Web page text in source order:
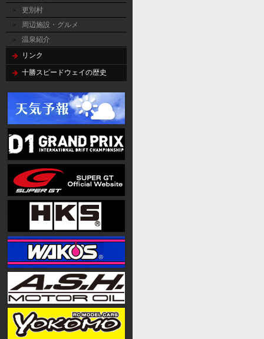
更別村
周辺施設・グルメ
温泉紹介
リンク
十勝スピードウェイの歴史